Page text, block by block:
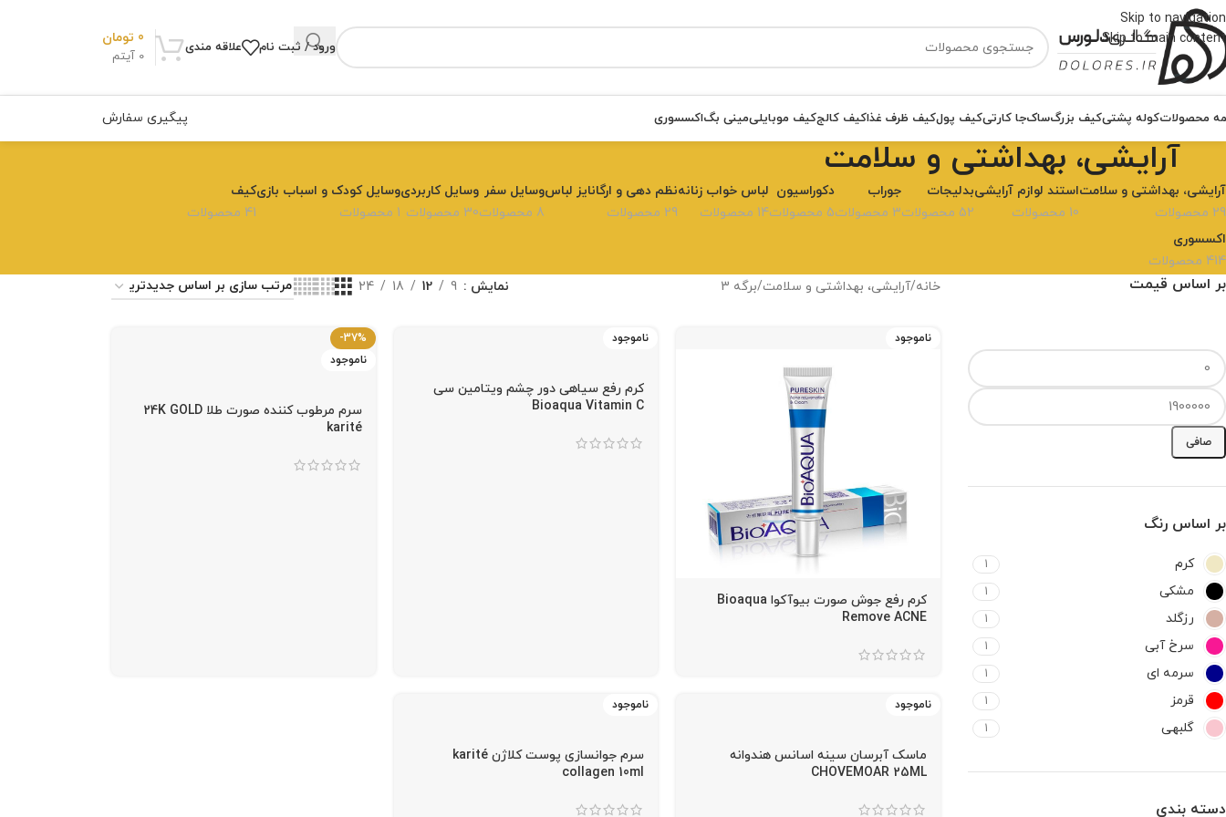
Skip to navigation
Skip to main content
ورود / ثبت نام علاقه مندی
0 آیتم
0 تومان
محصولاتکوله پشتیکیف بزرگساکجا کارتیکیف پولکیف ظرف غذاکیف کالجکیف موبایلیمینی بگاکسسوری پیگیری سفارش
آرایشی، بهداشتی و سلامت
آرایشی، بهداشتی و سلامت
29 محصولات
استند لوازم آرایشی
10 محصولات
بدلیجات
52 محصولات
جوراب
3 محصولات
دکوراسیون
5 محصولات
لباس خواب زنانه
14 محصولات
نظم دهی و ارگانایز لباس
29 محصولات
وسایل سفر
8 محصولات
وسایل کاربردی
30 محصولات
وسایل کودک و اسباب بازی
1 محصولات
کیف
41 محصولات
اکسسوری
414 محصولات
بر اساس قیمت
صافی
بر اساس رنگ
کرم 1
مشکی 1
رزگلد 1
سرخ آبی 1
سرمه ای 1
قرمز 1
گلبهی 1
دسته بندی
خانه آرایشی، بهداشتی و سلامت برگه 3 نمایش 9
12
18
24
ناموجود
کرم رفع جوش صورت بیوآکوا Bioaqua
Remove ACNE
ناموجود
کرم رفع سیاهی دور چشم ویتامین سی
Bioaqua Vitamin C
-37%
ناموجود
سرم مرطوب کننده صورت طلا 24K GOLD
karité
ناموجود
ماسک آبرسان سینه اسانس هندوانه
CHOVEMOAR 25ML
ناموجود
سرم جوانسازی پوست کلاژن karité
collagen 10ml